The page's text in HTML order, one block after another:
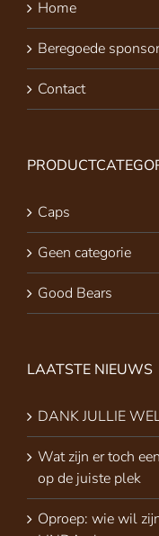
Home
Beregoede
Contact
Caps
Geen categorie
Good Bears
LAATSTE NIEUWS
DANK JULLIE
Wat zijn er toch
op de juiste plek
Oproep: wie wil